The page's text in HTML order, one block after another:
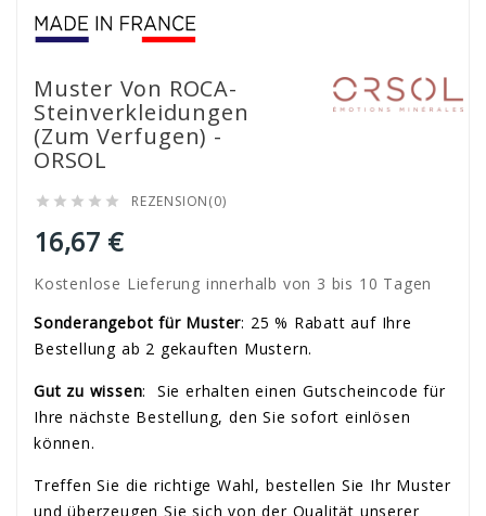
Muster Von ROCA-
Steinverkleidungen
(zum Verfugen) -
ORSOL
     REZENSION(0)
16,67 €
Kostenlose Lieferung innerhalb von 3 bis 10 Tagen
Sonderangebot für Muster: 25 % Rabatt auf Ihre
Bestellung ab 2 gekauften Mustern.
Gut zu wissen:
Sie erhalten einen Gutscheincode für
Ihre nächste Bestellung, den Sie sofort einlösen
können.
Treffen Sie die richtige Wahl, bestellen Sie Ihr Muster
und überzeugen Sie sich von der Qualität unserer